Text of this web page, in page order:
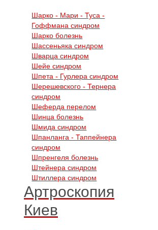
Шарко - Мари - Туса -
Гоффмана синдром
Шарко болезнь
Шассеньяка синдром
Шварца синдром
Шейе синдром
Шпета - Гурлера синдром
Шерешевского - Тернера
синдром
Шеферда перелом
Шинца болезнь
Шмида синдром
Шпанланга - Таппейнера
синдром
Шпренгеля болезнь
Штейнера синдром
Штиллера синдром
Артроскопия
Киев